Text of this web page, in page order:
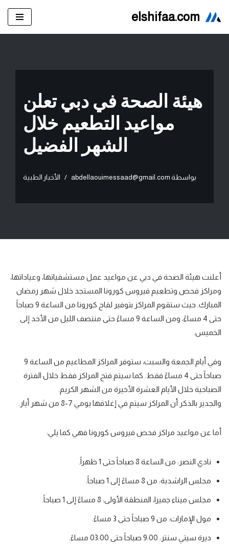
elshifaa.com
هيئة الصحة في دبي تعلن
مواعيد التطعيم خلال
الشهر الفضيل
بواسطة abdellaouimessaad@gmail.com الأخبار الطبية
أعلنت هيئة الصحة في دبي عن مواعيد عمل مستشفياتها، وعياداتها،
ومراكز فحص وتطعيم فيروس كورونا المستجد خلال شهر رمضان
المبارك. حيث ستقوم المراكز بتوفير لقاح
كورونا من الساعة 9 صباحاً
حتى 4 مساءً، ومن الساعة 9 مساءً حتى منتصف الليل من الأحد إلى
الخميس.
وفي أيام الجمعة والسبت،
ستوفر المراكز المطاعيم من الساعة 9
صباحاً حتى 4 مساءً فقط. كما سيتم فتح المراكز فقط خلال الفترة
الصباحية خلال الأيام العشرة الأخيرة من الشهر الكريم.
والجدير بالذكر أن المراكز سيتم في إغلاقها يومي 7-8 من شهر أيار.
أما عن مواعيد مراكز فحص فيروس كورونا فهي كما يلي:
نادي النصر : من الساعة 8 صباحاً حتى 1 ظهراً.
مجلس الراشدية: من 8 مساءً إلى 1 صباحاً.
مجلس ميناء جميرا، المنطقة الأولى: 8 مساءً إلى 1 صباحاً.
مول الإمارات: من 9 صباحاً حتى 3 مساءً.
ديرة سيتي سنتر : 9:00 صباحاً حتى 03:00 مساءً.